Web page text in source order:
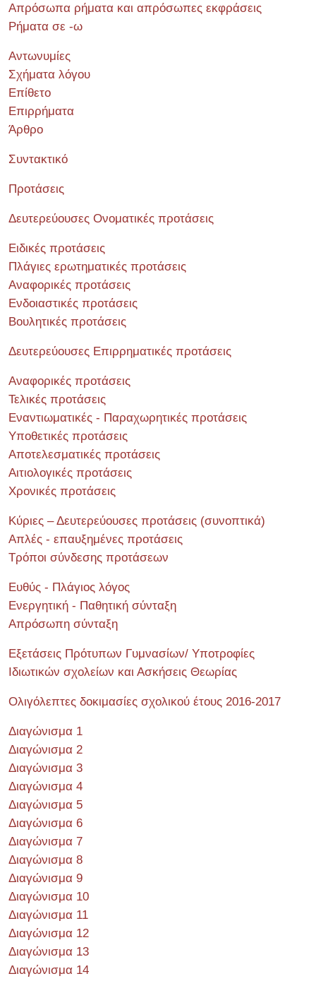
Απρόσωπα ρήματα και απρόσωπες εκφράσεις
Ρήματα σε -ω
Αντωνυμίες
Σχήματα λόγου
Επίθετο
Επιρρήματα
Άρθρο
Συντακτικό
Προτάσεις
Δευτερεύουσες Ονοματικές προτάσεις
Ειδικές προτάσεις
Πλάγιες ερωτηματικές προτάσεις
Αναφορικές προτάσεις
Ενδοιαστικές προτάσεις
Βουλητικές προτάσεις
Δευτερεύουσες Επιρρηματικές προτάσεις
Αναφορικές προτάσεις
Τελικές προτάσεις
Εναντιωματικές - Παραχωρητικές προτάσεις
Υποθετικές προτάσεις
Αποτελεσματικές προτάσεις
Αιτιολογικές προτάσεις
Χρονικές προτάσεις
Κύριες – Δευτερεύουσες προτάσεις (συνοπτικά)
Απλές - επαυξημένες προτάσεις
Τρόποι σύνδεσης προτάσεων
Ευθύς - Πλάγιος λόγος
Ενεργητική - Παθητική σύνταξη
Απρόσωπη σύνταξη
Εξετάσεις Πρότυπων Γυμνασίων/ Υποτροφίες
Ιδιωτικών σχολείων και Ασκήσεις Θεωρίας
Ολιγόλεπτες δοκιμασίες σχολικού έτους 2016-2017
Διαγώνισμα 1
Διαγώνισμα 2
Διαγώνισμα 3
Διαγώνισμα 4
Διαγώνισμα 5
Διαγώνισμα 6
Διαγώνισμα 7
Διαγώνισμα 8
Διαγώνισμα 9
Διαγώνισμα 10
Διαγώνισμα 11
Διαγώνισμα 12
Διαγώνισμα 13
Διαγώνισμα 14